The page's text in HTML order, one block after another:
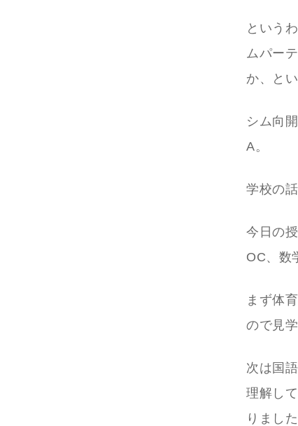
という
ムパー
か、と
シム向
A。
学校の話
今日の
OC、数
まず体
ので見
次は国
理解し
りまし